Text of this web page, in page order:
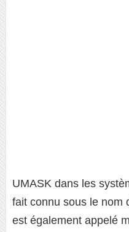
UMASK dans les
fait connu sous le nom
est également appelé